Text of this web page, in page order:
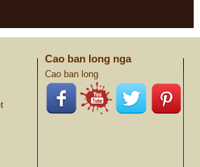
Cao ban long nga
Cao ban long